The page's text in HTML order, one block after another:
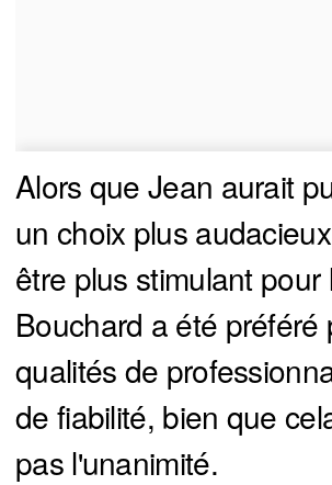
Alors que Jean aurait
un choix plus
être plus stimulant pour
Bouchard a été préféré
qualités de
de fiabilité, bien que
pas l'unanimité.